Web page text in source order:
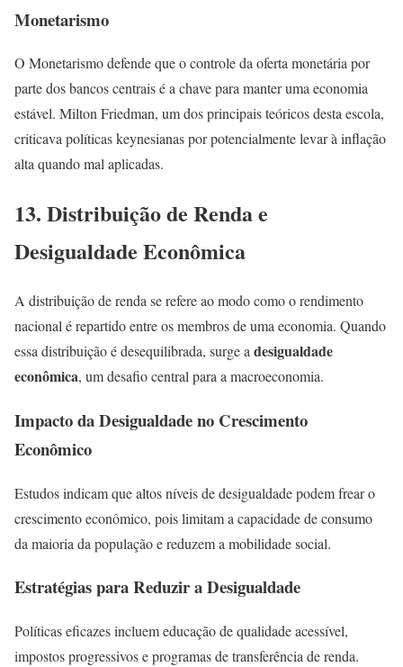
Monetarismo
O Monetarismo defende que o controle da oferta monetária por
parte dos bancos centrais é a chave para manter uma economia
estável. Milton Friedman, um dos principais teóricos desta escola,
criticava políticas keynesianas por potencialmente levar à inflação
alta quando mal aplicadas.
13. Distribuição de Renda e
Desigualdade Econômica
A distribuição de renda se refere ao modo como o rendimento
nacional é repartido entre os membros de uma economia. Quando
essa distribuição é desequilibrada, surge a desigualdade
econômica, um desafio central para a macroeconomia.
Impacto da Desigualdade no Crescimento
Econômico
Estudos indicam que altos níveis de desigualdade podem frear o
crescimento econômico, pois limitam a capacidade de consumo
da maioria da população e reduzem a mobilidade social.
Estratégias para Reduzir a Desigualdade
Políticas eficazes incluem educação de qualidade acessível,
impostos progressivos e programas de transferência de renda.